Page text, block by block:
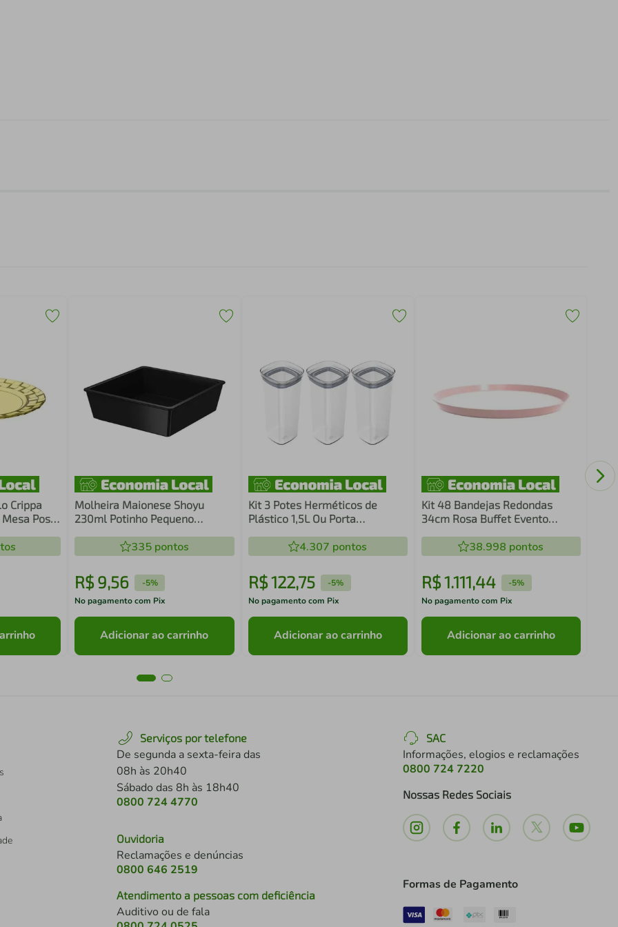
Crippa
Posta
Molheira Maionese Shoyu
230ml Potinho Pequeno
Restaurante335pontos
R$9,56 -5%
No pagamento com Pix
Adicionar ao carrinho
Kit 3 Potes Herméticos de
Plástico 1,5L Ou Porta
Transparente4.307 pontos
R$122,75 -5%
No pagamento com Pix
Adicionar ao carrinho
Kit 48 Bandejas Redondas
34cm Rosa Buffet Evento
38.998 pontos
R$1.111,44 -5%
No pagamento com Pix
Adicionar ao carrinho
Serviços por telefone
De segunda a sexta-feira das
08h às 20h40
Sábado das 8h às 18h40
0800 724 4770
Ouvidoria
Reclamações e denúncias
0800 646 2519
Atendimento a pessoas com deficiência
Auditivo ou de fala
SAC
Informações, elogios e reclamações
0800 724 7220
Nossas Redes Sociais
Formas de Pagamento